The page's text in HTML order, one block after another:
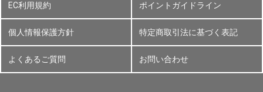
EC利用規約 ポイントガイドライン
個人情報保護方針 特定商取引法に基づく表記
よくあるご質問 お問い合わせ